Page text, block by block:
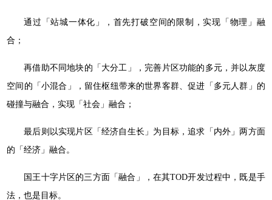
通过「站城一体化」，首先打破空间的限制，实现「物理」融
合；
再借助不同地块的「大分工」，完善片区功能的多元，并以灰度
空间的「小混合」，留住枢纽带来的世界客群、促进「多元人群」的
碰撞与融合，实现「社会」融合；
最后则以实现片区「经济自生长」为目标，追求「内外」两方面
的「经济」融合。
国王十字片区的三方面「融合」，在其TOD开发过程中，既是手
法，也是目标。